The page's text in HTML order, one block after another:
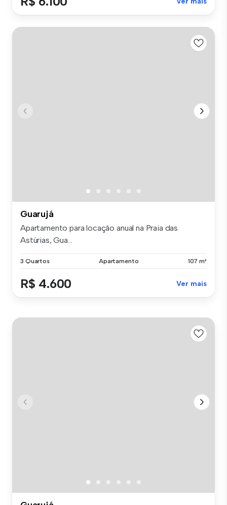
Guarujá
Apartamento para locação anual na Praia das
Astúrias, Gua...
3 Quartos Apartamento 107 m²
R$ 4.600 Ver mais